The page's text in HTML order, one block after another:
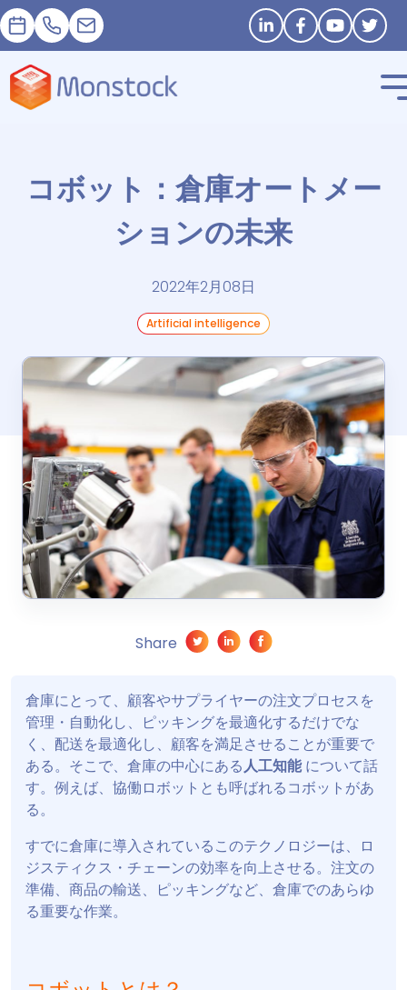
予約 +33 1 83 62 25 41
contact@monstock.net Stay in touch
コボット：倉庫オートメー
ションの未来
2022年2月08日
Artificial intelligence
Share
倉庫にとって、顧客やサプライヤーの注文プロセスを
管理・自動化し、ピッキングを最適化するだけでな
く、配送を最適化し、顧客を満足させることが重要で
ある。そこで、倉庫の中心にある人工知能について話
す。例えば、協働ロボットとも呼ばれるコボットがあ
る。
すでに倉庫に導入されているこのテクノロジーは、ロ
ジスティクス・チェーンの効率を向上させる。注文の
準備、商品の輸送、ピッキングなど、倉庫でのあらゆ
る重要な作業。